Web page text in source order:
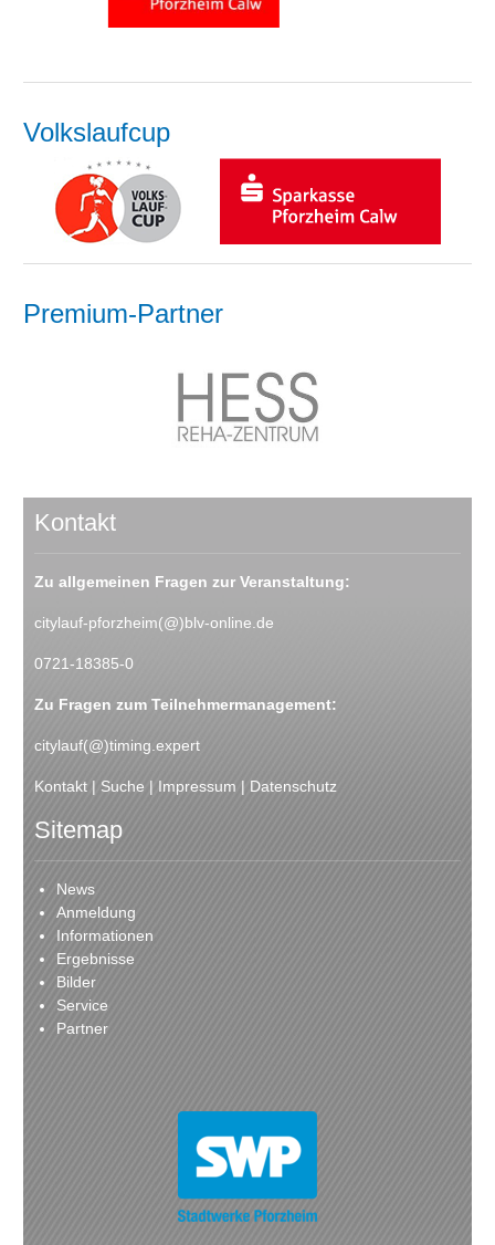
Volkslaufcup
Premium-Partner
Kontakt
Zu allgemeinen Fragen zur Veranstaltung:
citylauf-pforzheim(@)blv-online.de
0721-18385-0
Zu Fragen zum Teilnehmermanagement:
citylauf(@)timing.expert
Kontakt | Suche | Impressum | Datenschutz
Sitemap
News
Anmeldung
Informationen
Ergebnisse
Bilder
Service
Partner